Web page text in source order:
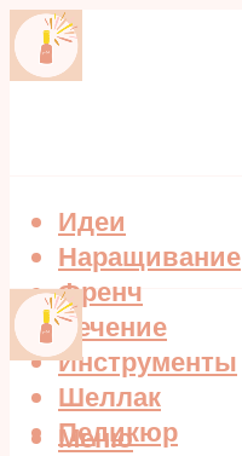
Идеи
Наращивание
Френч
Лечение
Инструменты
Шеллак
Педикюр
Меню